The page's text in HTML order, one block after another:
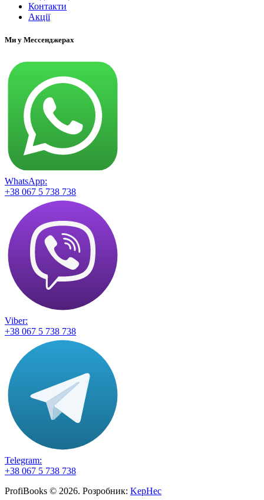
Контакти
Акції
Ми у Мессенджерах
WhatsApp:
+38 067 5 738 738
Viber:
+38 067 5 738 738
Telegram:
+38 067 5 738 738
ProfiBooks © 2026. Розробник: KepHec